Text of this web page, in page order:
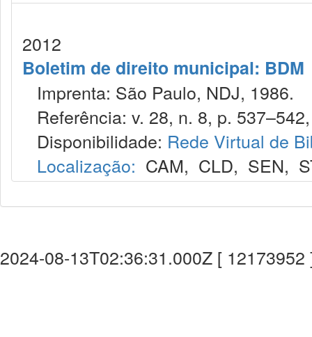
2012
Boletim de direito municipal: BDM
Imprenta: São Paulo, NDJ, 1986.
Referência: v. 28, n. 8, p.
Disponibilidade: Rede Virtual de
Localização: CAM, CLD, SEN,
2024-08-13T02:36:31.000Z [ 12173952